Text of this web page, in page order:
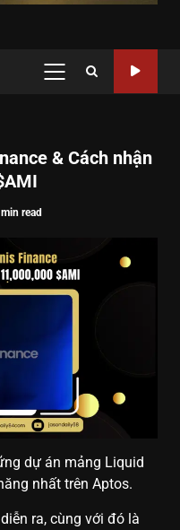
& Cách nhận
read
dự án mảng Liquid
nhất trên Aptos.
ra, cùng với đó là